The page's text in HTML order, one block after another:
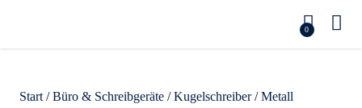
0
Start /Büro & Schreibgeräte /Kugelschreiber/Metall